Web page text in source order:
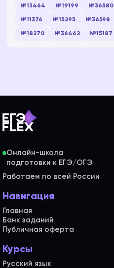
№13464 №19199 №36580
№11376 №15295 №36598
№18270 №36462 №15187
Онлайн-школа
Работаем по всей России
Навигация
Главная
Банк заданий
Публичная оферта
Курсы
Русский язык